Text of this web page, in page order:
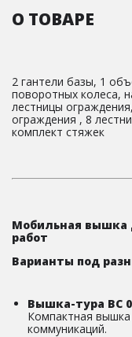
О ТОВАРЕ
2 гантели базы, 1
поворотных колеса,
лестницы
ограждения , 8
комплект стяжек
Мобильная вышка
работ
Варианты под
Вышка-тура ВС
Компактная
коммуникаций.